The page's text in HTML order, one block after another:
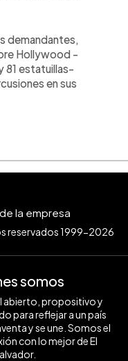
demandantes,
Hollywood -
81 estatuillas-
en sus
reservados 1999-2026
somos
abierto, propositivo y
para reflejar a un país
y se une. Somos el
con lo mejor de El